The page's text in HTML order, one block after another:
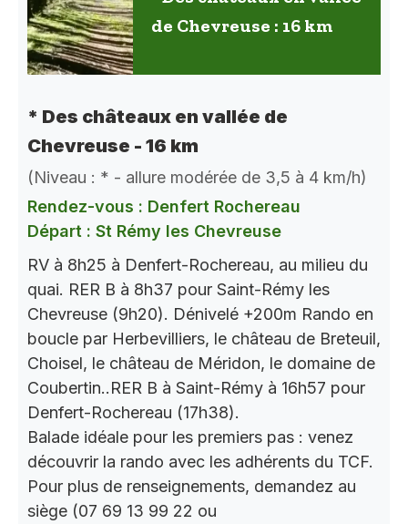
de Chevreuse : 16 km
* Des châteaux en vallée de
Chevreuse - 16 km
(Niveau : * - allure modérée de 3,5 à 4 km/h)
Rendez-vous : Denfert Rochereau
Départ : St Rémy les Chevreuse
RV à 8h25 à Denfert-Rochereau, au milieu du
quai. RER B à 8h37 pour Saint-Rémy les
Chevreuse (9h20). Dénivelé +200m Rando en
boucle par Herbevilliers, le château de Breteuil,
Choisel, le château de Méridon, le domaine de
Coubertin..RER B à Saint-Rémy à 16h57 pour
Denfert-Rochereau (17h38).
Balade idéale pour les premiers pas : venez
découvrir la rando avec les adhérents du TCF.
Pour plus de renseignements, demandez au
siège (07 69 13 99 22 ou